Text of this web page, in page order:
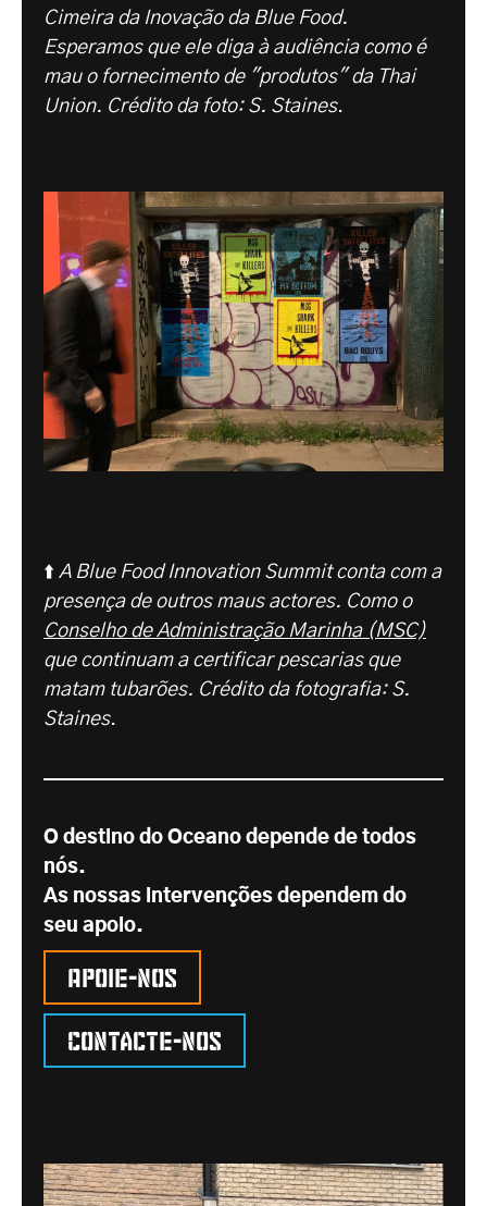
Cimeira da Inovação da Blue Food.
Esperamos que ele diga à audiência como é
mau o fornecimento de "produtos" da Thai
Union. Crédito da foto: S. Staines.
⬆️ A Blue Food Innovation Summit conta com a
presença de outros maus actores. Como o
Conselho de Administração Marinha (MSC)
que continuam a certificar pescarias que
matam tubarões. Crédito da fotografia: S.
Staines.
O destino do Oceano depende de todos
nós.
As nossas intervenções dependem do
seu apoio.
Apoie-nos
Contacte-nos